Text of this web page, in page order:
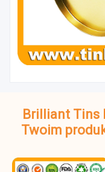
Brilliant Tins
Twoim